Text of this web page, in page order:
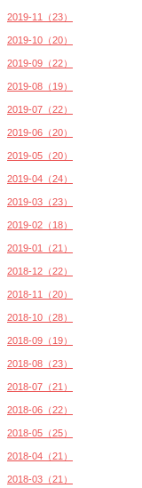
2019-11（23）
2019-10（20）
2019-09（22）
2019-08（19）
2019-07（22）
2019-06（20）
2019-05（20）
2019-04（24）
2019-03（23）
2019-02（18）
2019-01（21）
2018-12（22）
2018-11（20）
2018-10（28）
2018-09（19）
2018-08（23）
2018-07（21）
2018-06（22）
2018-05（25）
2018-04（21）
2018-03（21）